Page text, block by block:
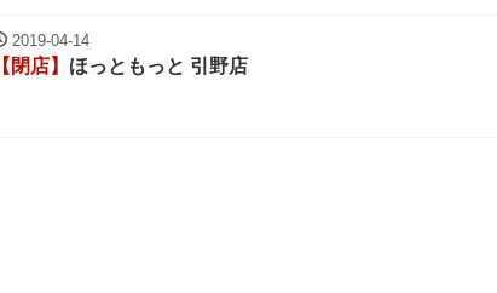
2019-04-14
【閉店】 ほっともっと 引野店